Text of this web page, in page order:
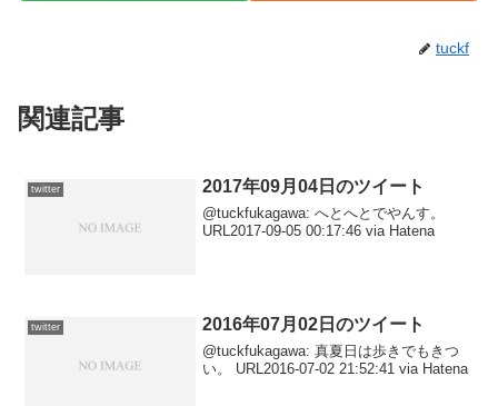
tuckf
関連記事
twitter 2017年09月04日のツイート
@tuckfukagawa: へとへとでやんす。
URL2017-09-05 00:17:46 via Hatena
twitter 2016年07月02日のツイート
@tuckfukagawa: 真夏日は歩きでもきつ
い。 URL2016-07-02 21:52:41 via Hatena